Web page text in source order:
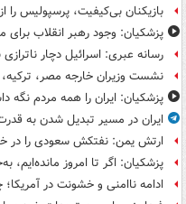
بازیکنان بی‌کیفیت، پرسپولیس را
پزشکیان: وجود رهبر انقلاب
رسانه عبری: اسرائیل دچار
نشست وزیران خارجه مصر،
پزشکیان: ایران را همه مردم نگه
ایران در مسیر تبدیل شدن به
ارتش یمن: نفتکش سعودی را در
پزشکیان: اگر تا امروز
ادامه ناامنی و خشونت در